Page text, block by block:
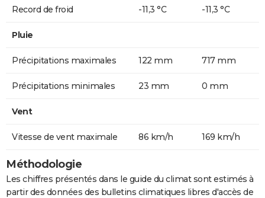
Record de froid -11,3 °C -11,3 °C
Pluie
Précipitations maximales 122 mm 717 mm
Précipitations minimales 23 mm 0 mm
Vent
Vitesse de vent maximale 86 km/h 169 km/h
Méthodologie
Les chiffres présentés dans le guide du climat sont estimés à
partir des données des bulletins climatiques libres d'accès de